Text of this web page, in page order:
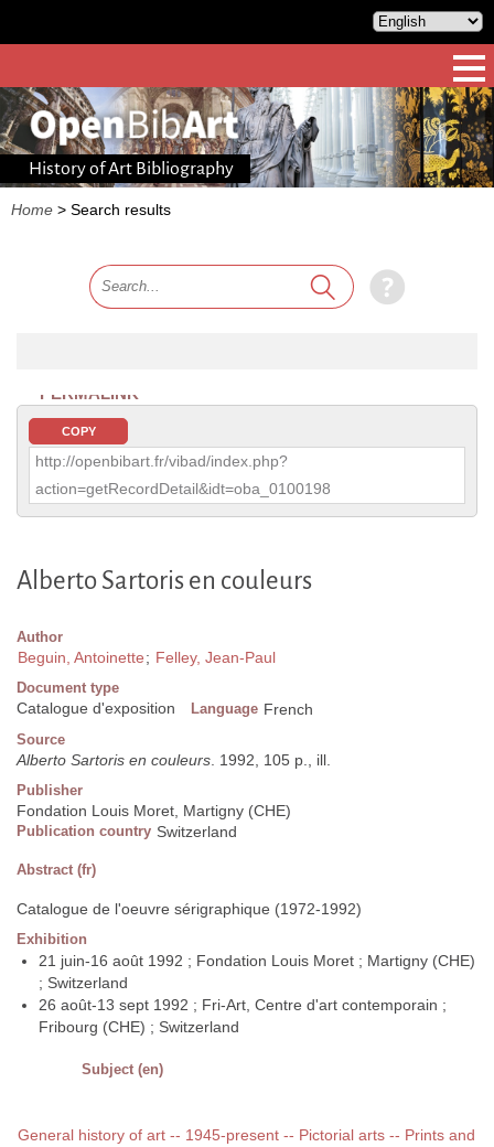
History of Art Bibliography
Home > Search results
PERMALINK
COPY
http://openbibart.fr/vibad/index.php?
action=getRecordDetail&idt=oba_0100198
Alberto Sartoris en couleurs
Author
Beguin, Antoinette; Felley, Jean-Paul
Document type
Catalogue d'exposition Language French
Source
Alberto Sartoris en couleurs. 1992, 105 p., ill.
Publisher
Fondation Louis Moret, Martigny (CHE)
Publication country Switzerland
Abstract (fr)
Catalogue de l'oeuvre sérigraphique (1972-1992)
Exhibition
21 juin-16 août 1992 ; Fondation Louis Moret ; Martigny (CHE)
; Switzerland
26 août-13 sept 1992 ; Fri-Art, Centre d'art contemporain ;
Fribourg (CHE) ; Switzerland
Subject (en)
General history of art -- 1945-present -- Pictorial arts -- Prints and